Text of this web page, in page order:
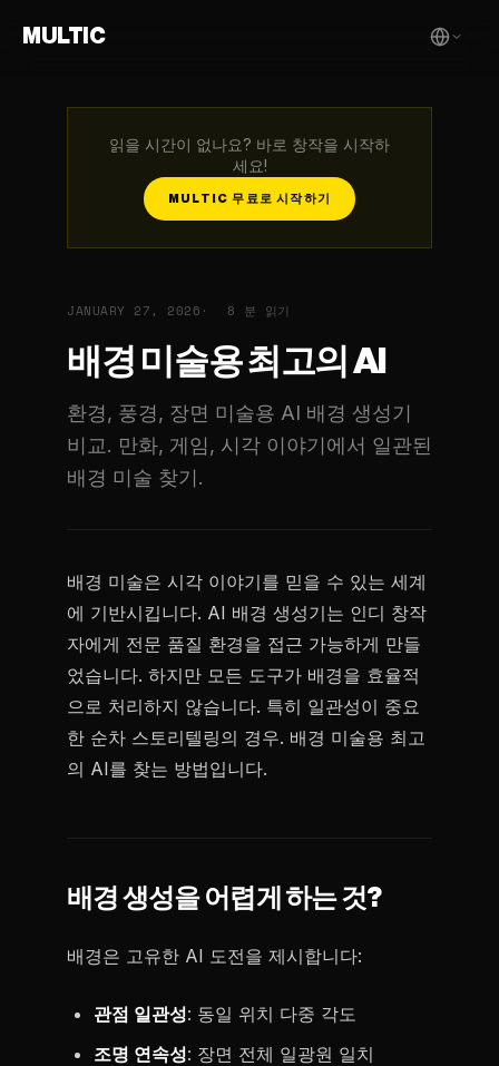
MULTIC
읽을 시간이 없나요? 바로 창작을 시작하
세요!
MULTIC 무료로 시작하기
JANUARY 27, 2026 8 분 읽기
배경 미술용 최고의 AI
환경, 풍경, 장면 미술용 AI 배경 생성기
비교. 만화, 게임, 시각 이야기에서 일관된
배경 미술 찾기.
배경 미술은 시각 이야기를 믿을 수 있는 세계
에 기반시킵니다. AI 배경 생성기는 인디 창작
자에게 전문 품질 환경을 접근 가능하게 만들
었습니다. 하지만 모든 도구가 배경을 효율적
으로 처리하지 않습니다. 특히 일관성이 중요
한 순차 스토리텔링의 경우. 배경 미술용 최고
의 AI를 찾는 방법입니다.
배경 생성을 어렵게 하는 것?
배경은 고유한 AI 도전을 제시합니다:
관점 일관성: 동일 위치 다중 각도
조명 연속성: 장면 전체 일광원 일치